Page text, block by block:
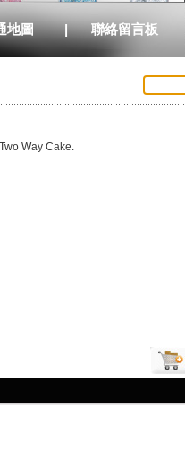
地圖 | 聯絡留言板
Way Cake.